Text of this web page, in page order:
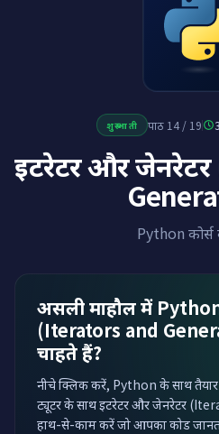
शुरुआती पाठ 14 / 19
इटरेटर और
Python कोर्स
असली माहौल में
(Iterators and
चाहते हैं?
नीचे क्लिक करें, Python के साथ
ट्यूटर के साथ इटरेटर और जेनरेटर
हाथ-से-काम करें जो आपका कोड